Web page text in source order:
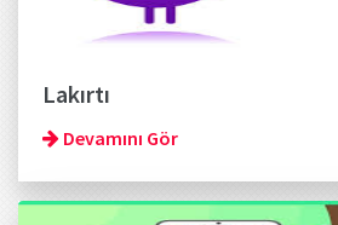
Lakırtı
Devamını Gör